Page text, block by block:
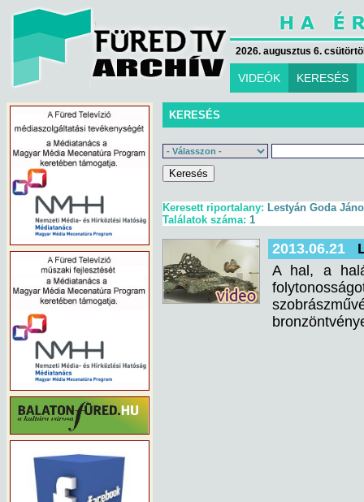
2026. augusztus 6.
VIDEÓK KERESÉS
KERESÉS
Keresett riportalany: Lestyán Goda
Találatok száma: 1
2013.06.21
A hal, a